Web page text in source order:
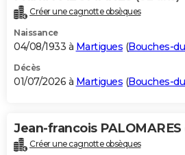
Destinations
City break
Voyage nature
Voyage de noces
Forum
Climat
+PHOTO
GUIDES D'ACHAT
BONS PLANS
Carte de Noël
Carte Bonne année
Carte Saint-Valentin
Carte Pâques
Carte d'anniversaire
DICTIONNAIRE
Créer une cagnotte obsèques
Naissance
04/08/1933 à Martigues (Bouches-
Décès
01/07/2026 à Martigues (Bouches-
Jean-francois PALOMARES
Créer une cagnotte obsèques